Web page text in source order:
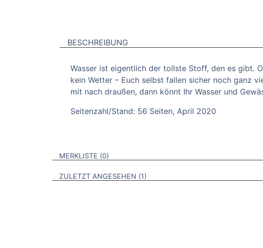
BESCHREIBUNG
Wasser ist eigentlich der tollste Stoff, den es gibt.
kein Wetter – Euch selbst fallen sicher noch ganz
mit nach draußen, dann könnt Ihr Wasser und
Seitenzahl/Stand: 56 Seiten, April 2020
VERWEISE AUF VERMERKTE- ODER ZULETZT
MERKLISTE 0
ZULETZT ANGESEHEN 1